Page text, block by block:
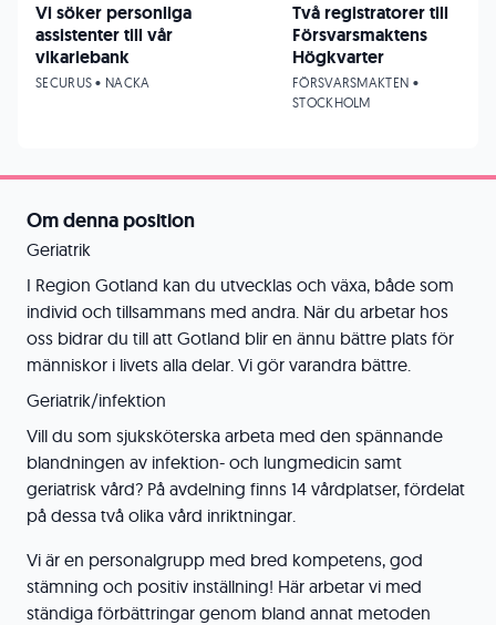
Om denna position
Geriatrik
I Region Gotland kan du utvecklas och växa, både som
individ och tillsammans med andra. När du arbetar hos
oss bidrar du till att Gotland blir en ännu bättre plats för
människor i livets alla delar. Vi gör varandra bättre.
Geriatrik/infektion
Vill du som sjuksköterska arbeta med den spännande
blandningen av infektion- och lungmedicin samt
geriatrisk vård? På avdelning finns 14 vårdplatser, fördelat
på dessa två olika vård inriktningar.
Vi är en personalgrupp med bred kompetens, god
stämning och positiv inställning! Här arbetar vi med
ständiga förbättringar genom bland annat metoden
Vi söker personliga
assistenter till vår
vikariebank
SECURUS • NACKA
Två registratorer till
Försvarsmaktens
Högkvarter
FÖRSVARSMAKTEN •
STOCKHOLM